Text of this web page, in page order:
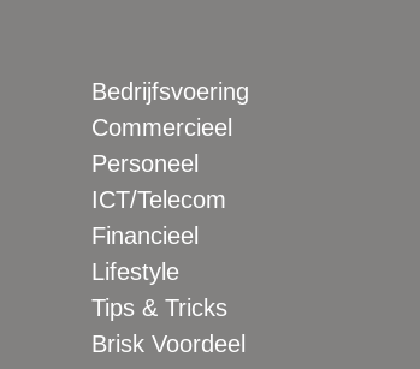
Bedrijfsvoering
Commercieel
Personeel
ICT/Telecom
Financieel
Lifestyle
Tips & Tricks
Brisk Voordeel